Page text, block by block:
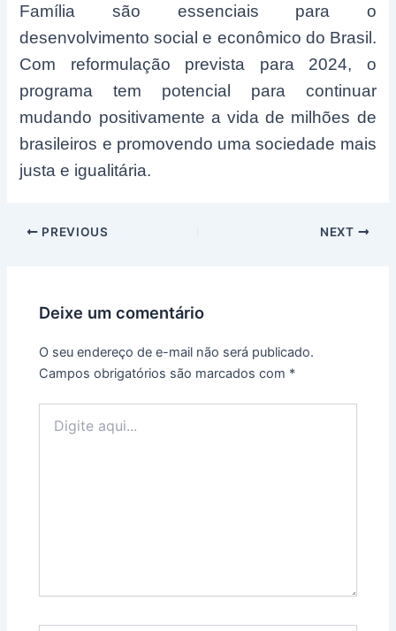
Família são essenciais para o
desenvolvimento social e econômico do Brasil.
Com reformulação prevista para 2024, o
programa tem potencial para continuar
mudando positivamente a vida de milhões de
brasileiros e promovendo uma sociedade mais
justa e igualitária.
Post
PREVIOUS NEXT
Deixe um comentário
O seu endereço de e-mail não será publicado.
Campos obrigatórios são marcados com *
aqui...